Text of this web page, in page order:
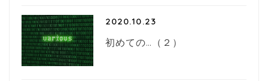
2020.10.23
初めての…（２）